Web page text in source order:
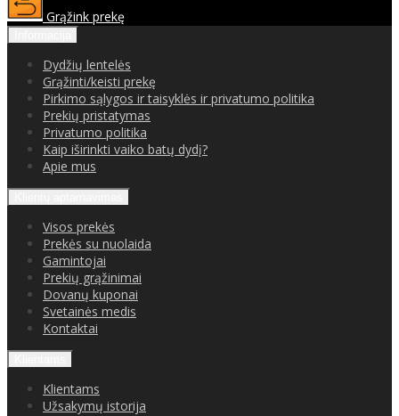
Grąžink prekę
Dydžių lentelės
Grąžinti/keisti prekę
Pirkimo sąlygos ir taisyklės ir privatumo politika
Prekių pristatymas
Privatumo politika
Kaip iširinkti vaiko batų dydį?
Apie mus
Visos prekės
Prekės su nuolaida
Gamintojai
Prekių grąžinimai
Dovanų kuponai
Svetainės medis
Kontaktai
Klientams
Užsakymų istorija